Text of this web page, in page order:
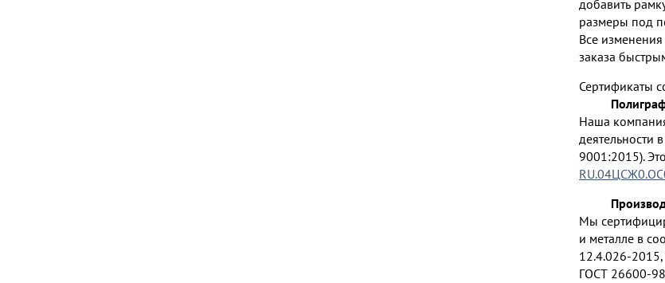
добавить
размеры под
Все изменения
заказа
Сертификаты
Наша
деятельности
9001:2015).
Мы
и металле в
12.4.026-
ГОСТ 26600-